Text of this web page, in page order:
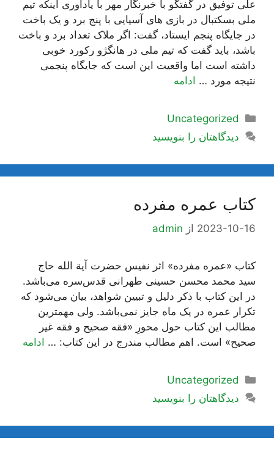
علی توفیق در گفتگو با خبرنگار مهر با یادآوری اینکه تیم
ملی بسکتبال در بازی های آسیایی با پنج برد و یک باخت
در جایگاه پنجم ایستاد، گفت: اگر ملاک تعداد برد و باخت
باشد، باید گفت که تیم ملی در هانگژو رکورد خوبی
داشته است اما واقعیت این است که جایگاه پنجمی
نتیجه مورد … ادامه
دسته‌ها
Uncategorized
دیدگاهتان را بنویسید
کتاب عمره مفرده
2023-10-16 از admin
کتاب «عمره مفرده» اثر نفیس حضرت آیة الله حاج
سید محمد محسن حسینی طهرانی قدس‌سره می‌باشد.
در این کتاب با ذکر دلیل و تبیین شواهد، بیان می‌شود که
تکرار عمره در یک ماه جایز نمی‌باشد. ولی مهمترین
مطالب این کتاب حول محورِ «فقه صحیح و فقه غیر
صحیح» است. اهم مطالب مندرج در این کتاب: … ادامه
دسته‌ها
Uncategorized
دیدگاهتان را بنویسید